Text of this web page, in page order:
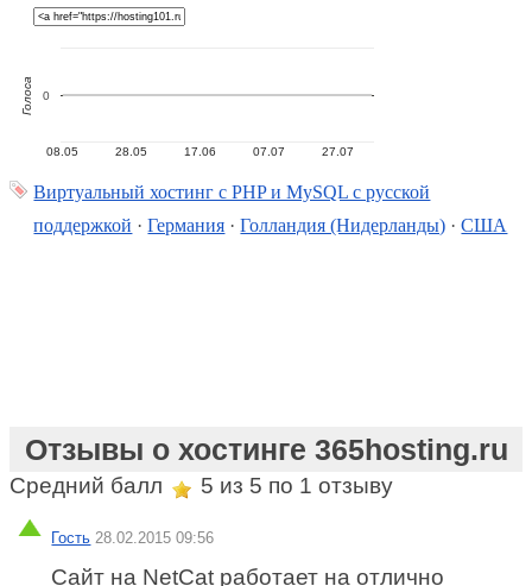
08.05 28.05 17.06 07.07 27.07
0
Голоса
Виртуальный хостинг c PHP и MySQL с русской
поддержкой ·Германия ·Голландия (Нидерланды) ·США
Отзывы о хостинге 365hosting.ru
Средний балл 5 из 5 по 1 отзыву
Гость 28.02.2015 09:56
Сайт на NetCat работает на отлично